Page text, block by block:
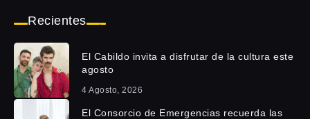
Recientes
El Cabildo invita a disfrutar de la cultura este
agosto
4 Agosto, 2026
El Consorcio de Emergencias recuerda las